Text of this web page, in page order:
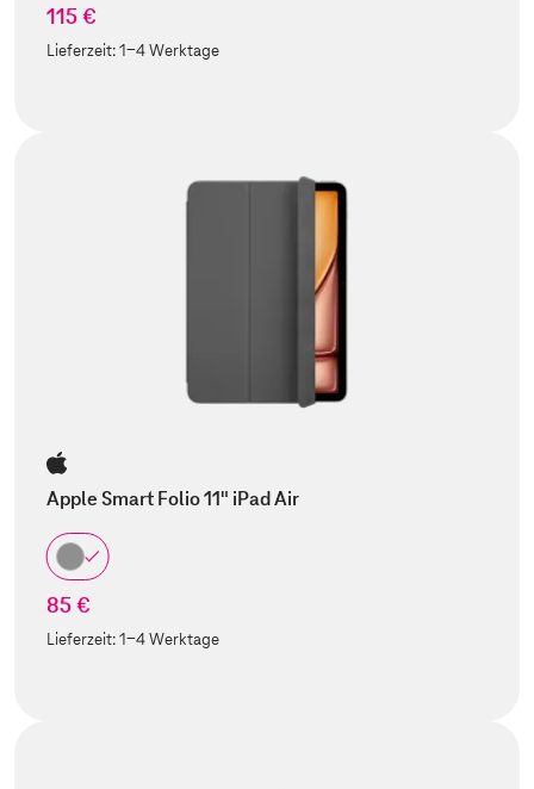
115 €
Lieferzeit:1-4 Werktage
Apple Smart Folio 11" iPad Air
85 €
Lieferzeit:1-4 Werktage